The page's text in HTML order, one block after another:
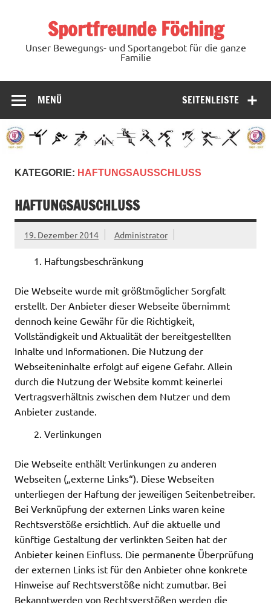
Sportfreunde Föching
Unser Bewegungs- und Sportangebot für die ganze
Familie
SEITENLEISTE
MENÜ
KATEGORIE: HAFTUNGSAUSSCHLUSS
HAFTUNGSAUSCHLUSS
19. Dezember 2014 Administrator
Haftungsbeschränkung
Die Webseite wurde mit größtmöglicher Sorgfalt
erstellt. Der Anbieter dieser Webseite übernimmt
dennoch keine Gewähr für die Richtigkeit,
Vollständigkeit und Aktualität der bereitgestellten
Inhalte und Informationen. Die Nutzung der
Webseiteninhalte erfolgt auf eigene Gefahr. Allein
durch die Nutzung der Website kommt keinerlei
Vertragsverhältnis zwischen dem Nutzer und dem
Anbieter zustande.
Verlinkungen
Die Webseite enthält Verlinkungen zu anderen
Webseiten („externe Links“). Diese Webseiten
unterliegen der Haftung der jeweiligen Seitenbetreiber.
Bei Verknüpfung der externen Links waren keine
Rechtsverstöße ersichtlich. Auf die aktuelle und
künftige Gestaltung der verlinkten Seiten hat der
Anbieter keinen Einfluss. Die permanente Überprüfung
der externen Links ist für den Anbieter ohne konkrete
Hinweise auf Rechtsverstöße nicht zumutbar. Bei
Bekanntwerden von Rechtsverstößen werden die